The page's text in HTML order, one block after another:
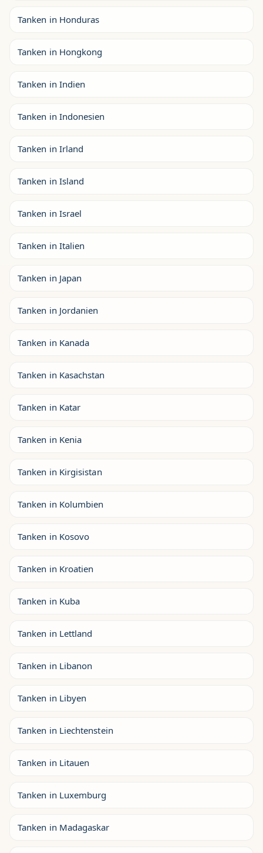
Tanken in Honduras
Tanken in Hongkong
Tanken in Indien
Tanken in Indonesien
Tanken in Irland
Tanken in Island
Tanken in Israel
Tanken in Italien
Tanken in Japan
Tanken in Jordanien
Tanken in Kanada
Tanken in Kasachstan
Tanken in Katar
Tanken in Kenia
Tanken in Kirgisistan
Tanken in Kolumbien
Tanken in Kosovo
Tanken in Kroatien
Tanken in Kuba
Tanken in Lettland
Tanken in Libanon
Tanken in Libyen
Tanken in Liechtenstein
Tanken in Litauen
Tanken in Luxemburg
Tanken in Madagaskar